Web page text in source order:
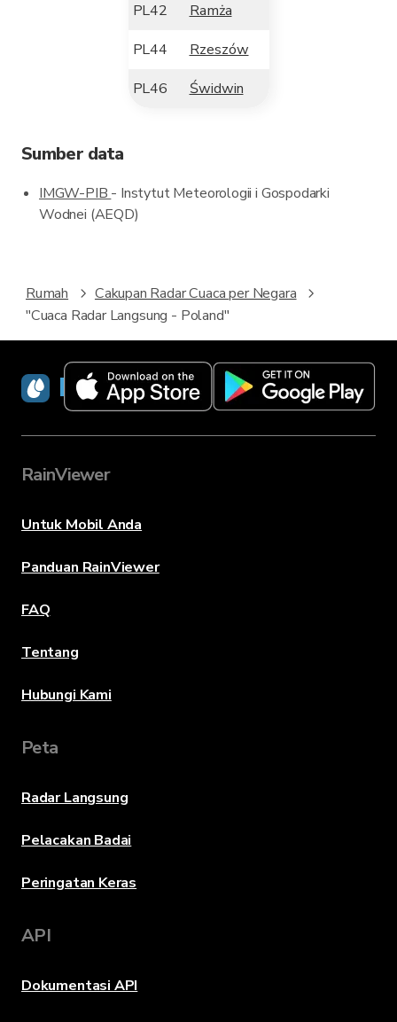
PL42
Ramża
PL44
Rzeszów
PL46
Świdwin
Sumber data
IMGW-PIB - Instytut Meteorologii i Gospodarki
Wodnei (AEQD)
Rumah
Cakupan Radar Cuaca per Negara
"Cuaca Radar Langsung - Poland"
RainViewer
RainViewer
Untuk Mobil Anda
Panduan RainViewer
FAQ
Tentang
Hubungi Kami
Peta
Radar Langsung
Pelacakan Badai
Peringatan Keras
API
Dokumentasi API